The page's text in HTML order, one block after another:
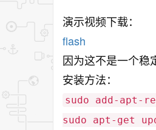
演示视频下载：
flash
因为这不是一个稳
安装方法：
sudo add-apt-
sudo apt-get